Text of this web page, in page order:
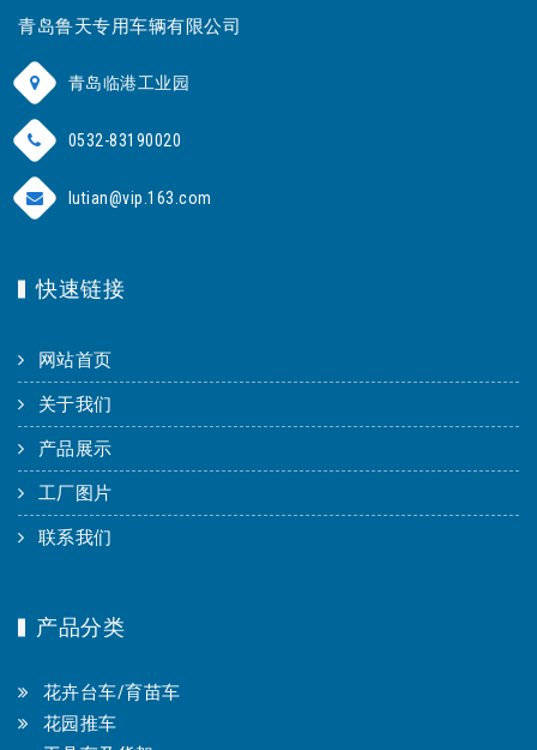
青岛鲁天专用车辆有限公司
青岛临港工业园
0532-83190020
lutian@vip.163.com
快速链接
网站首页
关于我们
产品展示
工厂图片
联系我们
产品分类
花卉台车/育苗车
花园推车